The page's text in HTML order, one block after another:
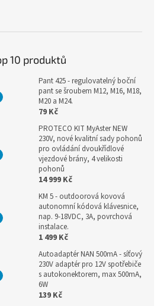
10 produktů
Pant 425 - regulovatelný boční
pant se šroubem M12, M16, M18,
M20 a M24.
79 Kč
PROTECO KIT MyAster NEW
230V, nové kvalitní sady pohonů
pro ovládání dvoukřídlové
vjezdové brány, 4 velikosti
pohonů
14 999 Kč
KM 5 - outdoorová kovová
autonomní kódová klávesnice,
nap. 9-18VDC, 3A, povrchová
instalace.
1 499 Kč
Autoadaptér NAN 500mA - síťový
230V adaptér pro 12V spotřebiče
s autokonektorem, max 500mA,
6W
139 Kč